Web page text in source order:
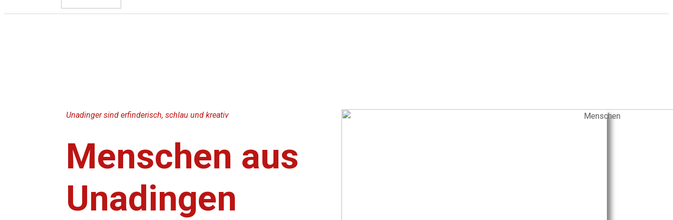
Unadinger sind erfinderisch, schlau und kreativ
Menschen aus
Unadingen